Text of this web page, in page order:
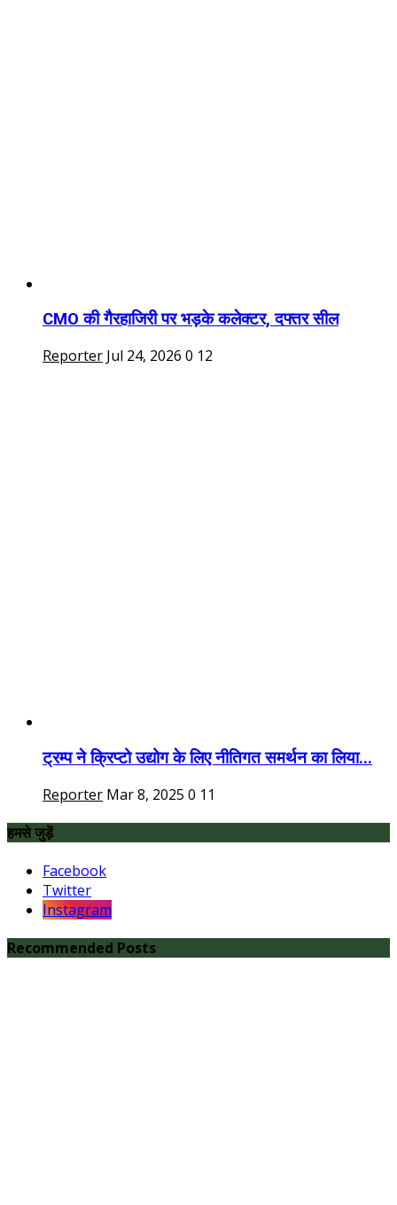
CMO की गैरहाजिरी पर भड़के कलेक्टर, दफ्तर सील
Reporter Jul 24, 2026 0 12
ट्रम्प ने क्रिप्टो उद्योग के लिए नीतिगत समर्थन का लिया...
Reporter Mar 8, 2025 0 11
हमसे जुड़ें
Facebook
Twitter
Instagram
Recommended Posts